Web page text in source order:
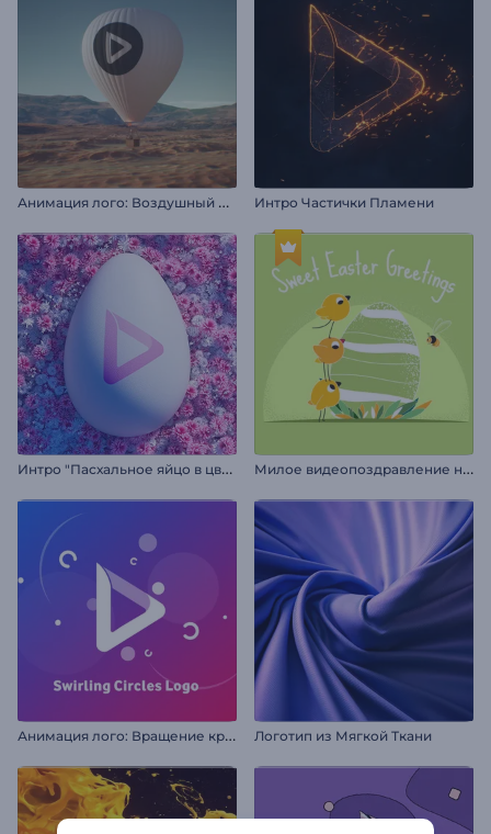
А
нимация лого: Воздушный шар Интро Частички Пламени
И
нтро "Пасхальное яйцо в цветах" М
илое видеопоздравление на Пасху
А
нимация лого: Вращение кружков Логотип из Мягкой Ткани